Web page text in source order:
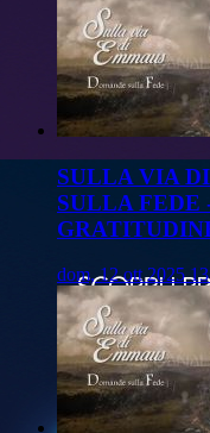
SULLA VIA
SULLA FEDE
dom, 12 ott 2025